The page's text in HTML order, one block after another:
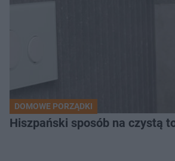
DOMOWE PORZĄDKI
Hiszpański sposób na czystą